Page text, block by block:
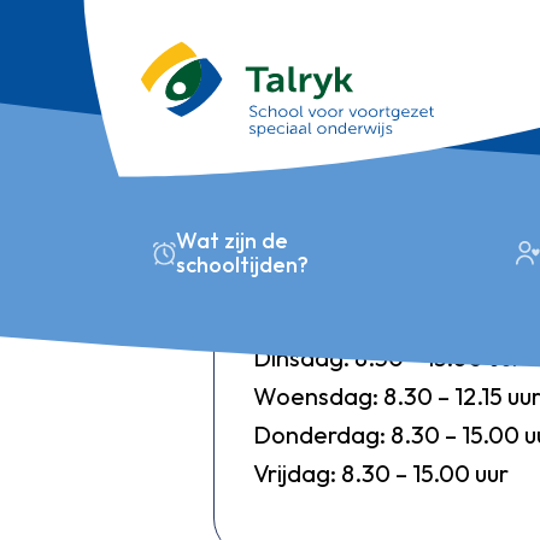
Wat zijn de
schooltijden?Voor het schooljaar 2025-
Dinsdag: 8.30 – 15.00 uur
Woensdag: 8.30 – 12.15 uur
Donderdag: 8.30 – 15.00
Vrijdag: 8.30 – 15.00 uur